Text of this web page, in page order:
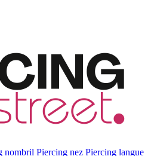
nombril Piercing nez Piercing langue